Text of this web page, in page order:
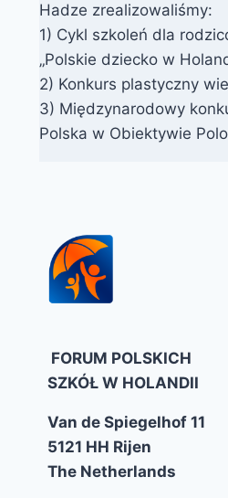
Hadze zrealizowaliśmy:
1) Cykl szkoleń dla
„Polskie dziecko w
2) Konkurs plastyczny
3) Międzynarodowy
Polska w Obiektywie
FORUM POLSKICH
SZKÓŁ W HOLANDII
Van de Spiegelhof 11
5121 HH Rijen
The Netherlands